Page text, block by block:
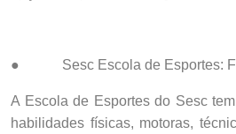
● Sesc Escola de Esportes:
A Escola de Esportes do Sesc
habilidades físicas, motoras,